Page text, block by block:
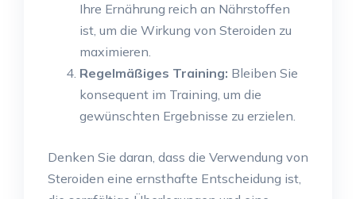
Ihre Ernährung reich an Nährstoffen
ist, um die Wirkung von Steroiden zu
maximieren.
Regelmäßiges Training: Bleiben Sie
konsequent im Training, um die
gewünschten Ergebnisse zu erzielen.
Denken Sie daran, dass die Verwendung von
Steroiden eine ernsthafte Entscheidung ist,